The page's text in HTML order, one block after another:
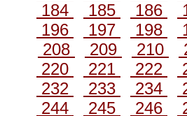
184
185 186
196
197 198
208
209 210
220
221 222
232
233 234
244
245 246